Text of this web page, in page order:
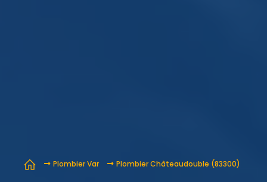
Plombier Var Plombier Châteaudouble (83300)